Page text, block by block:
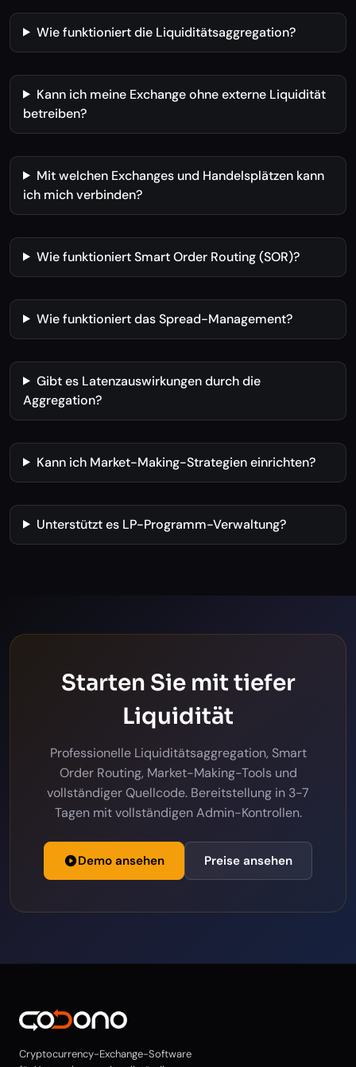
Wie funktioniert die Liquiditätsaggregation?
Kann ich meine Exchange ohne externe Liquidität
betreiben?
Mit welchen Exchanges und Handelsplätzen kann
ich mich verbinden?
Wie funktioniert Smart Order Routing (SOR)?
Wie funktioniert das Spread-Management?
Gibt es Latenzauswirkungen durch die
Aggregation?
Kann ich Market-Making-Strategien einrichten?
Unterstützt es LP-Programm-Verwaltung?
Starten Sie mit tiefer
Liquidität
Professionelle Liquiditätsaggregation, Smart
Order Routing, Market-Making-Tools und
vollständiger Quellcode. Bereitstellung in 3-7
Tagen mit vollständigen Admin-Kontrollen.
Demo ansehen Preise ansehen
Cryptocurrency-Exchange-Software